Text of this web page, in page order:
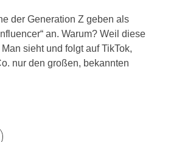
der Generation Z geben als
an. Warum? Weil diese
sieht und folgt auf TikTok,
nur den großen, bekannten